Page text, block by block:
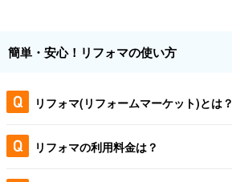
簡単・安心！リフォマの使い方
リフォマ(リフォームマーケット)とは？
リフォマの利用料金は？